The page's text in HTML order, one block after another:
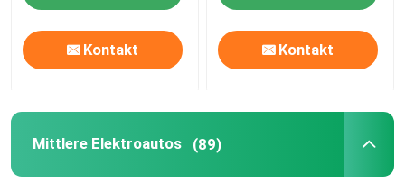
Kontakt Kontakt
Mittlere Elektroautos (89)